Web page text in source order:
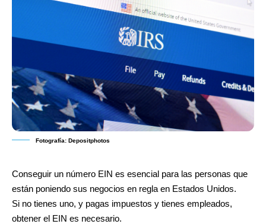
Fotografía: Depositphotos
Conseguir un número EIN es esencial para las personas que
están poniendo sus negocios en regla en Estados Unidos.
Si no tienes uno, y pagas impuestos y tienes empleados,
obtener el EIN es necesario.